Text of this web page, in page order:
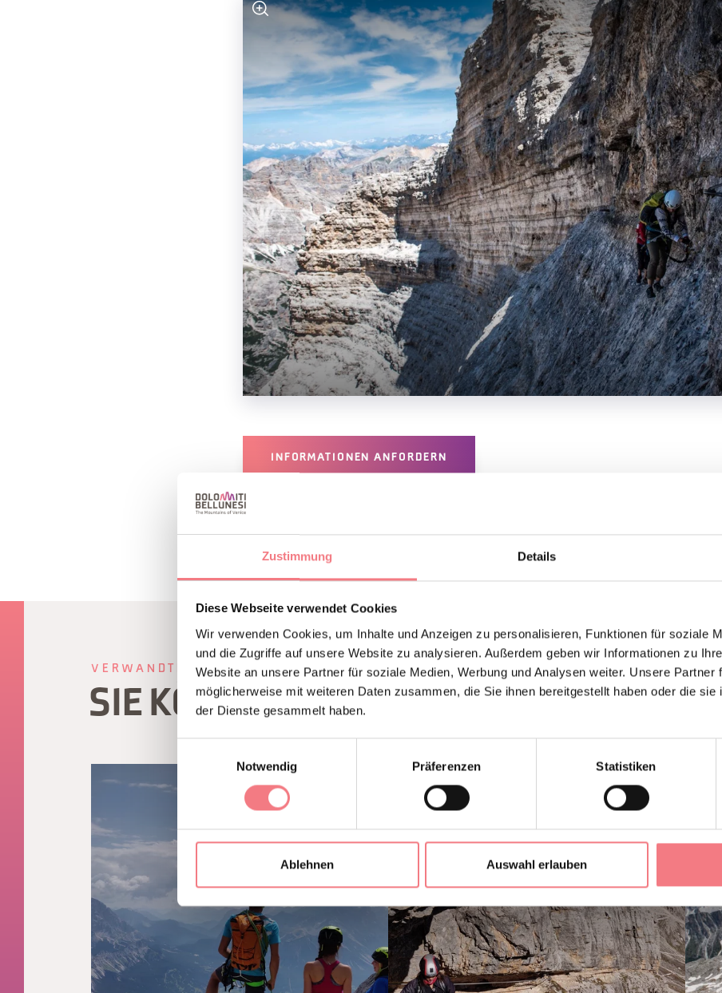
Zustimmung Details
Diese Webseite verwendet Cookies
Wir verwenden Cookies, um Inhalte und Anzeigen zu personalisieren, Funktionen für soziale
und die Zugriffe auf unsere Website zu analysieren. Außerdem geben wir Informationen zu
Website an unsere Partner für soziale Medien, Werbung und Analysen weiter. Unsere Partner
möglicherweise mit weiteren Daten zusammen, die Sie ihnen bereitgestellt haben oder die sie
der Dienste gesammelt haben.
Notwendig
Präferenzen Statistiken
Ablehnen Auswahl erlauben
INFORMATIONEN ANFORDERN
VERWANDTER INHALT
SIE KÖNNEN AUCH MÖGEN